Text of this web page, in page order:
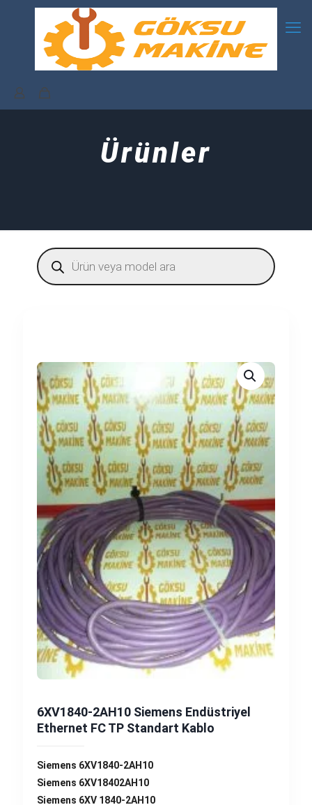
Ürünler
Products
search
6XV1840-2AH10 Siemens Endüstriyel
Ethernet FC TP Standart Kablo
Siemens 6XV1840-2AH10
Siemens 6XV18402AH10
Siemens 6XV 1840-2AH10